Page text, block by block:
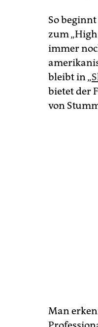
So
zum
immer
bleibt in „
bietet der
von
Man